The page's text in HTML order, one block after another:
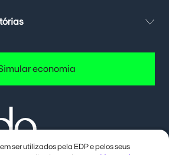
economia
ser utilizados pela EDP e pelos seus